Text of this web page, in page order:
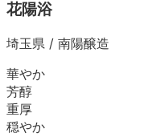
花陽浴
埼玉県 / 南陽醸造
華やか
芳醇
重厚
穏やか